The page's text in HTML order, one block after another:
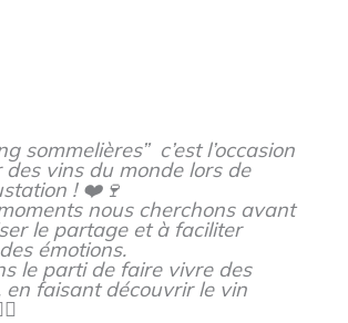
sommelières” c’est l’occasion
des vins du monde lors de
! ❤️🍷
nous cherchons avant
le partage et à faciliter
émotions.
le parti de faire vivre des
en faisant découvrir le vin